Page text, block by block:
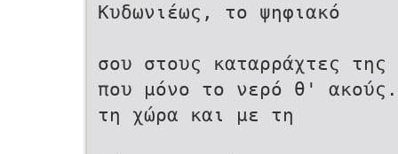
Κυδωνιέως, το ψηφιακό
σου στους καταρράχτες
που μόνο το νερό θ'
τη χώρα και με τη